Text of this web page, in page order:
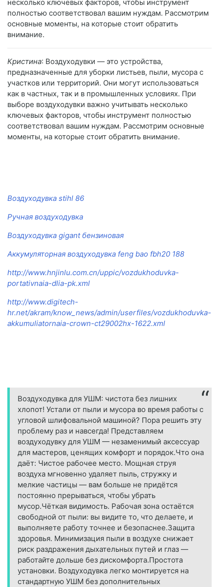
несколько ключевых факторов, чтобы инструмент
полностью соответствовал вашим нуждам. Рассмотрим
основные моменты, на которые стоит обратить
внимание.
Кристина: Воздуходувки — это устройства,
предназначенные для уборки листьев, пыли, мусора с
участков или территорий. Они могут использоваться
как в частных, так и в промышленных условиях. При
выборе воздуходувки важно учитывать несколько
ключевых факторов, чтобы инструмент полностью
соответствовал вашим нуждам. Рассмотрим основные
моменты, на которые стоит обратить внимание.
Воздуходувка stihl 86
Ручная воздуходувка
Воздуходувка gigant бензиновая
Аккумуляторная воздуходувка feng bao fbh20 188
http://www.hnjinlu.com.cn/uppic/vozdukhoduvka-
portativnaia-dlia-pk.xml
http://www.digitech-
hr.net/akram/know_news/admin/userfiles/vozdukhoduvka-
akkumuliatornaia-crown-ct29002hx-1622.xml
Воздуходувка для УШМ: чистота без лишних
хлопот! Устали от пыли и мусора во время работы с
угловой шлифовальной машиной? Пора решить эту
проблему раз и навсегда! Представляем
воздуходувку для УШМ — незаменимый аксессуар
для мастеров, ценящих комфорт и порядок.Что она
даёт: Чистое рабочее место. Мощная струя
воздуха мгновенно удаляет пыль, стружку и
мелкие частицы — вам больше не придётся
постоянно прерываться, чтобы убрать
мусор.Чёткая видимость. Рабочая зона остаётся
свободной от пыли: вы видите то, что делаете, и
выполняете работу точнее и безопаснее.Защита
здоровья. Минимизация пыли в воздухе снижает
риск раздражения дыхательных путей и глаз —
работайте дольше без дискомфорта.Простота
установки. Воздуходувка легко монтируется на
стандартную УШМ без дополнительных